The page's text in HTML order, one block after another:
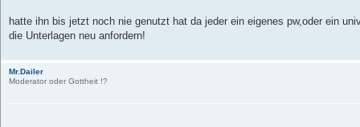
hatte ihn bis jetzt noch nie genutzt hat da jeder ein eigenes pw,oder ein
die Unterlagen neu anfordern!
Mr.Dailer
Moderator oder Gottheit !?